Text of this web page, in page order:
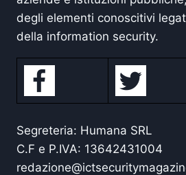
degli elementi conoscitivi
della information security.
Segreteria: Humana SRL
C.F e P.IVA: 13642431004